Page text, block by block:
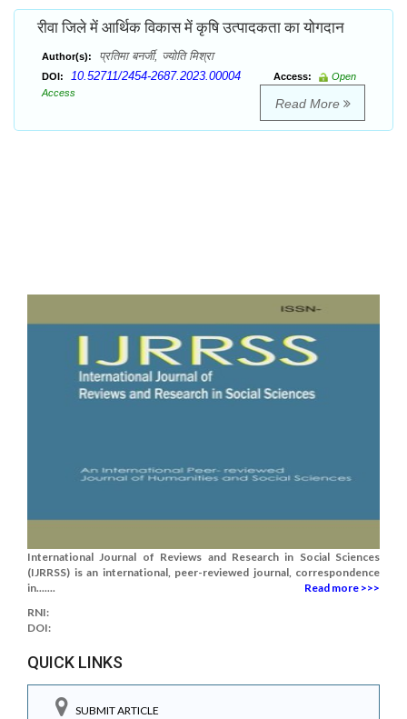
रीवा जिले में आर्थिक विकास में कृषि उत्पादकता का योगदान
Author(s): प्रतिमा बनर्जी, ज्योति मिश्रा
DOI: 10.52711/2454-2687.2023.00004 Access:
Open
Access
Read More
International Journal of Reviews and Research in Social Sciences
(IJRRSS) is an international, peer-reviewed journal, correspondence
in.......
Read more >>>
RNI:
DOI:
QUICK LINKS
SUBMIT ARTICLE